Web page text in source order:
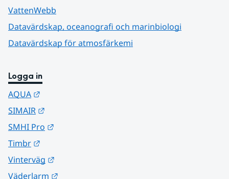
VattenWebb
Datavärdskap, oceanografi och marinbiologi
Datavärdskap för atmosfärkemi
Logga in
AQUA
SIMAIR
SMHI Pro
Timbr
Vinterväg
Väderlarm